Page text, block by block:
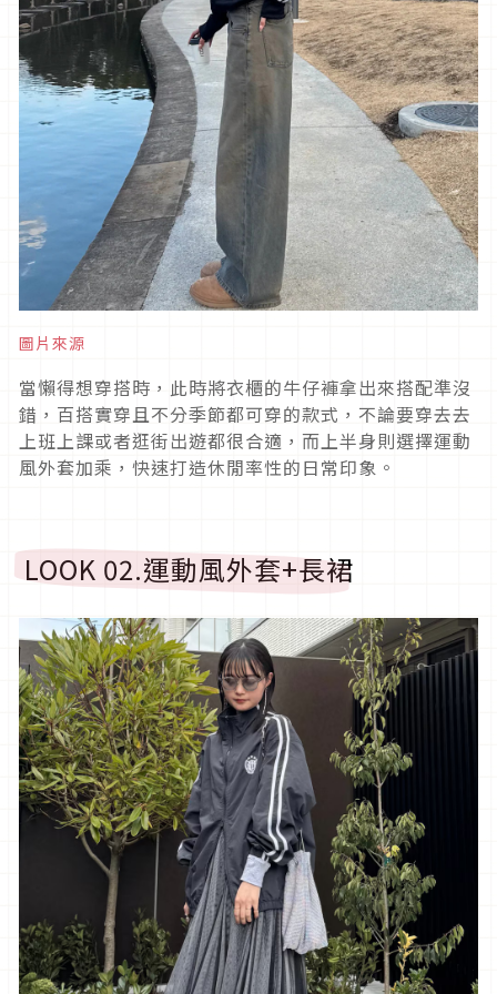
圖片來源
當懶得想穿搭時，此時將衣櫃的牛仔褲拿出來搭配準沒
錯，百搭實穿且不分季節都可穿的款式，不論要穿去去
上班上課或者逛街出遊都很合適，而上半身則選擇運動
風外套加乘，快速打造休閒率性的日常印象。
LOOK 02.運動風外套+長裙